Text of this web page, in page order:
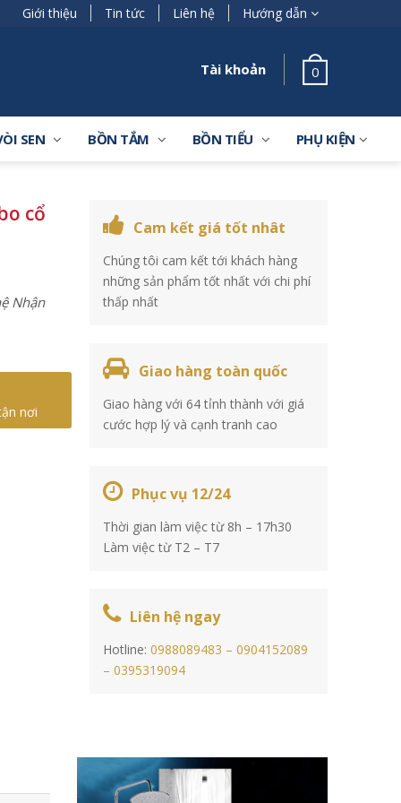
Giới thiệu Tin tức Liên hệ Hướng dẫn
Tài khoản 0
SEN BỒN TẮM BỒN TIỂU PHỤ KIỆN
cổ
Nhận
nơi
Cam kết giá tốt nhât
Chúng tôi cam kết tới khách hàng
những sản phẩm tốt nhất với chi phí
thấp nhất
Giao hàng toàn quốc
Giao hàng với 64 tỉnh thành với giá
cước hợp lý và cạnh tranh cao
Phục vụ 12/24
Thời gian làm việc từ 8h – 17h30
Làm việc từ T2 – T7
Liên hệ ngay
Hotline: 0988089483 – 0904152089
– 0395319094